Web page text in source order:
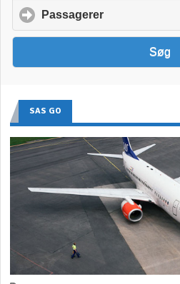
SAS GO